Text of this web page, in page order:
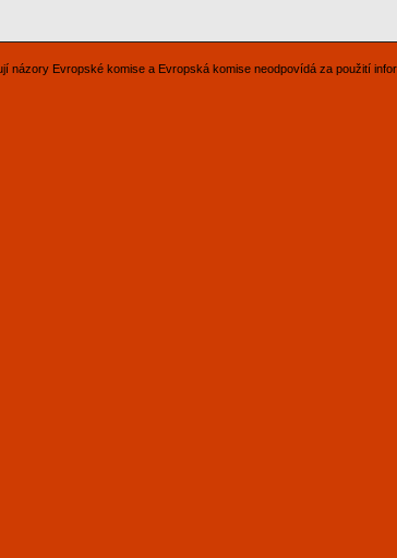
Evropské komise a Evropská komise neodpovídá za použití